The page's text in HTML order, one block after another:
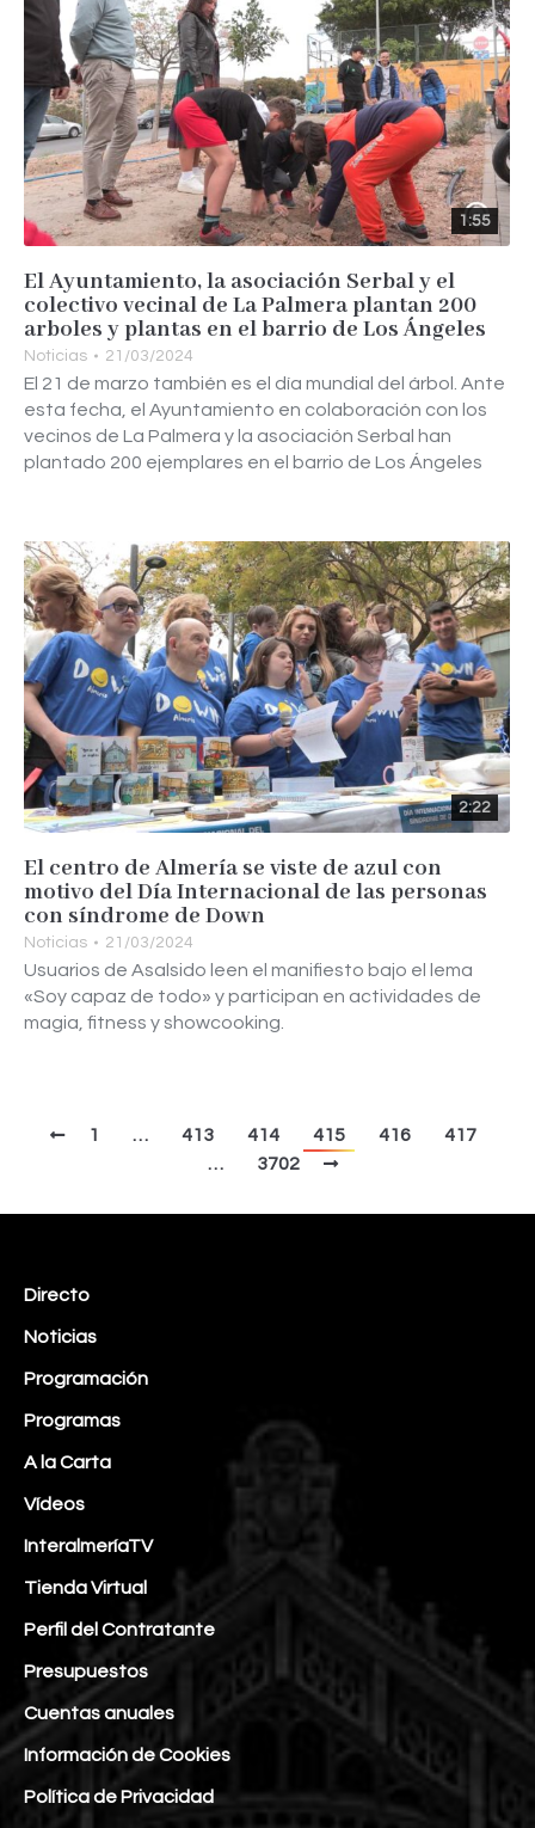
1:55
El Ayuntamiento, la asociación Serbal y el
colectivo vecinal de La Palmera plantan 200
arboles y plantas en el barrio de Los Ángeles
Noticias 21/03/2024
El 21 de marzo también es el día mundial del árbol. Ante
esta fecha, el Ayuntamiento en colaboración con los
vecinos de La Palmera y la asociación Serbal han
plantado 200 ejemplares en el barrio de Los Ángeles
2:22
El centro de Almería se viste de azul con
motivo del Día Internacional de las personas
con síndrome de Down
Noticias 21/03/2024
Usuarios de Asalsido leen el manifiesto bajo el lema
«Soy capaz de todo» y participan en actividades de
magia, fitness y showcooking.
1 … 413 414 415 416
417
…
3702
Directo
Noticias
Programación
Programas
A la Carta
Vídeos
InteralmeríaTV
Tienda Virtual
Perfil del Contratante
Presupuestos
Cuentas anuales
Información de Cookies
Política de Privacidad